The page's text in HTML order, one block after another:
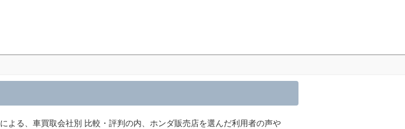
による、車買取会社別 比較・評判の内、ホンダ販売店を選んだ利用者の声や